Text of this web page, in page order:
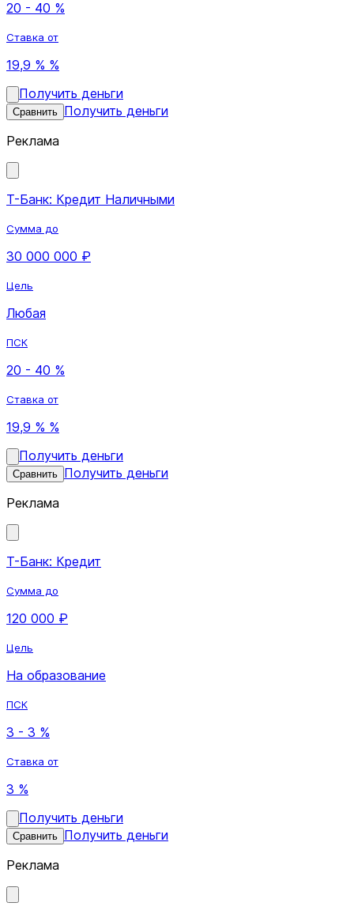
20 - 40 %
Ставка от
19,9 % %
Получить деньги
Сравнить Получить деньги
Реклама
Т-Банк: Кредит Наличными
Сумма до
30 000 000 ₽
Цель
Любая
ПСК
20 - 40 %
Ставка от
19,9 % %
Получить деньги
Сравнить Получить деньги
Реклама
Т-Банк: Кредит
Сумма до
120 000 ₽
Цель
На образование
ПСК
3 - 3 %
Ставка от
3 %
Получить деньги
Сравнить Получить деньги
Реклама